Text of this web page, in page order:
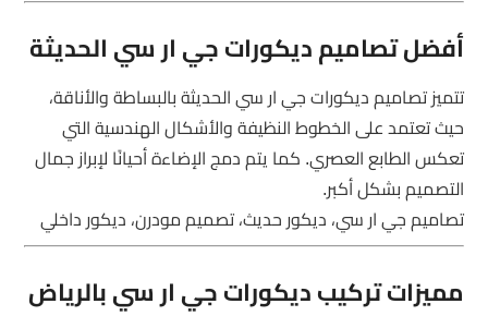
أفضل تصاميم ديكورات جي ار سي الحديثة
تتميز تصاميم ديكورات جي ار سي الحديثة بالبساطة والأناقة،
حيث تعتمد على الخطوط النظيفة والأشكال الهندسية التي
تعكس الطابع العصري. كما يتم دمج الإضاءة أحيانًا لإبراز جمال
التصميم بشكل أكبر.
تصاميم جي ار سي، ديكور حديث، تصميم مودرن، ديكور داخلي
مميزات تركيب ديكورات جي ار سي بالرياض